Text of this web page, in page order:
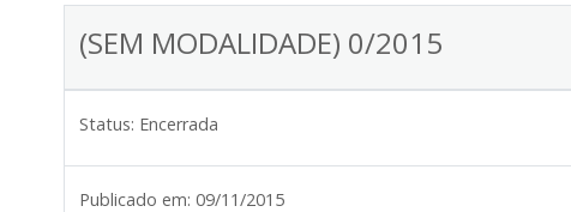
(SEM MODALIDADE) 0/2015
Status: Encerrada
Publicado em: 09/11/2015